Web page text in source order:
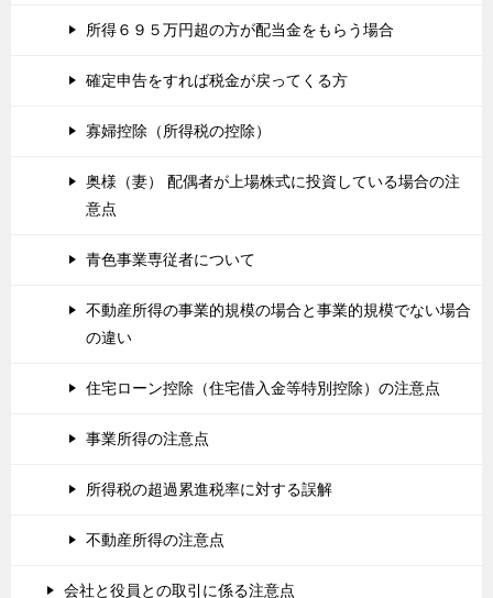
所得６９５万円超の方が配当金をもらう場合
確定申告をすれば税金が戻ってくる方
寡婦控除（所得税の控除）
奥様（妻） 配偶者が上場株式に投資している場合の注
意点
青色事業専従者について
不動産所得の事業的規模の場合と事業的規模でない場合
の違い
住宅ローン控除（住宅借入金等特別控除）の注意点
事業所得の注意点
所得税の超過累進税率に対する誤解
不動産所得の注意点
会社と役員との取引に係る注意点